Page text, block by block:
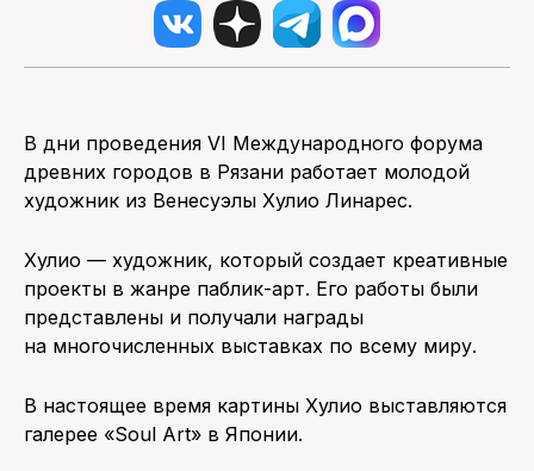
В дни проведения VI Международного форума
древних городов в Рязани работает молодой
художник из Венесуэлы Хулио Линарес.
Хулио — художник, который создает креативные
проекты в жанре паблик-арт. Его работы были
представлены и получали награды
на многочисленных выставках по всему миру.
В настоящее время картины Хулио выставляются
галерее «Soul Art» в Японии.